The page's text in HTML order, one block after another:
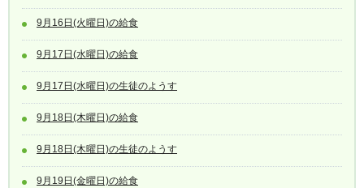
9月16日(火曜日)の給食
9月17日(水曜日)の給食
9月17日(水曜日)の生徒のようす
9月18日(木曜日)の給食
9月18日(木曜日)の生徒のようす
9月19日(金曜日)の給食